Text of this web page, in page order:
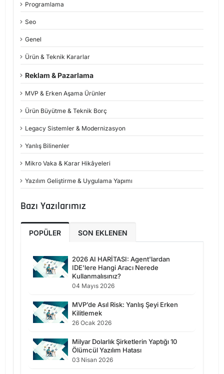
Programlama
Seo
Genel
Ürün & Teknik Kararlar
Reklam & Pazarlama
MVP & Erken Aşama Ürünler
Ürün Büyütme & Teknik Borç
Legacy Sistemler & Modernizasyon
Yanlış Bilinenler
Mikro Vaka & Karar Hikâyeleri
Yazılım Geliştirme & Uygulama Yapımı
Bazı Yazılarımız
POPÜLER SON EKLENEN
2026 AI HARİTASI: Agent'lardan
IDE'lere Hangi Aracı Nerede
Kullanmalısınız?
04 Mayıs 2026
MVP’de Asıl Risk: Yanlış Şeyi Erken
Kilitlemek
26 Ocak 2026
Milyar Dolarlık Şirketlerin Yaptığı 10
Ölümcül Yazılım Hatası
03 Nisan 2026